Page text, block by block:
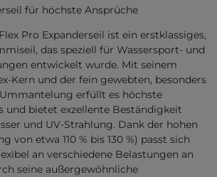
für höchste Ansprüche
Pro Expanderseil ist ein erstklassiges,
das speziell für Wassersport- und
entwickelt wurde. Mit seinem
Kern und der fein gewebten, besonders
erfüllt es höchste
und bietet exzellente Beständigkeit
und UV-Strahlung. Dank der hohen
von etwa 110 % bis 130 %) passt sich
an verschiedene Belastungen an
seine außergewöhnliche